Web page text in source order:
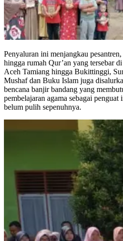
Penyaluran ini menjangkau
hingga rumah Qur’an yang tersebar
Aceh Tamiang hingga Bukittinggi,
Mushaf dan Buku Islam juga
bencana banjir bandang yang
pembelajaran agama sebagai
belum pulih sepenuhnya.